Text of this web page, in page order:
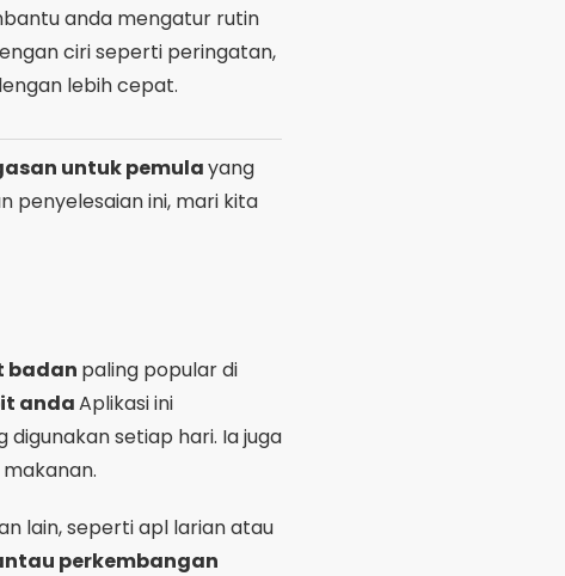
anda mengatur rutin
ciri seperti peringatan,
lebih cepat.
untuk pemulayang
penyelesaian ini, mari kita
badan paling popular di
andaAplikasi ini
setiap hari. Ia juga
lain, seperti apl larian atau
perkembangan